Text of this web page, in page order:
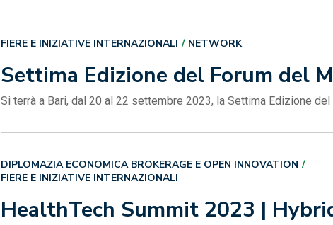
Settima Edizione del Forum del
FIERE E INIZIATIVE INTERNAZIONALI NETWORK
Si terrà a Bari, dal 20 al 22 settembre 2023, la Settima Edizione
HealthTech Summit 2023 |
DIPLOMAZIA ECONOMICA BROKERAGE E OPEN INNOVATION
FIERE E INIZIATIVE INTERNAZIONALI